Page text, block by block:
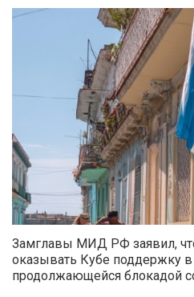
Замглавы МИД РФ заявил,
оказывать Кубе поддержку в
продолжающейся блокадой